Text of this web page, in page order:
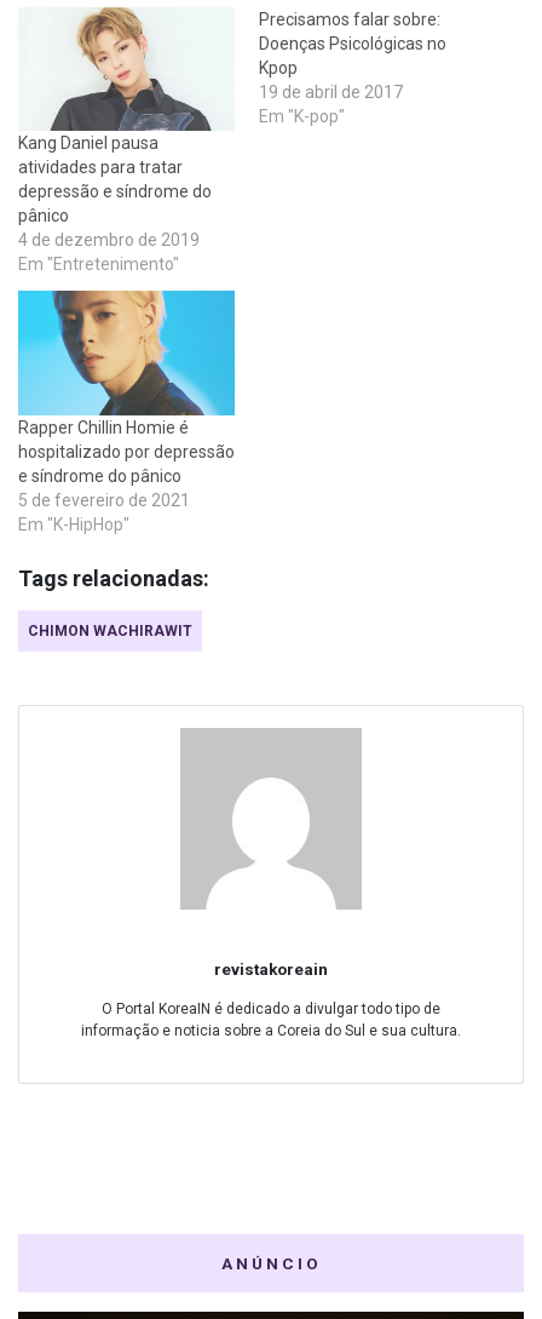
Kang Daniel pausa
atividades para tratar
depressão e síndrome do
pânico
4 de dezembro de 2019
Em "Entretenimento"
Precisamos falar sobre:
Doenças Psicológicas no
Kpop
19 de abril de 2017
Em "K-pop"
Rapper Chillin Homie é
hospitalizado por depressão
e síndrome do pânico
5 de fevereiro de 2021
Em "K-HipHop"
Tags relacionadas:
CHIMON WACHIRAWIT
revistakoreain
O Portal KoreaIN é dedicado a divulgar todo tipo de
informação e noticia sobre a Coreia do Sul e sua cultura.
ANÚNCIO